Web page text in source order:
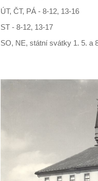
ÚT, ČT, PÁ - 8-12, 13-16
ST - 8-12, 13-17
SO, NE, státní svátky 1. 5. a